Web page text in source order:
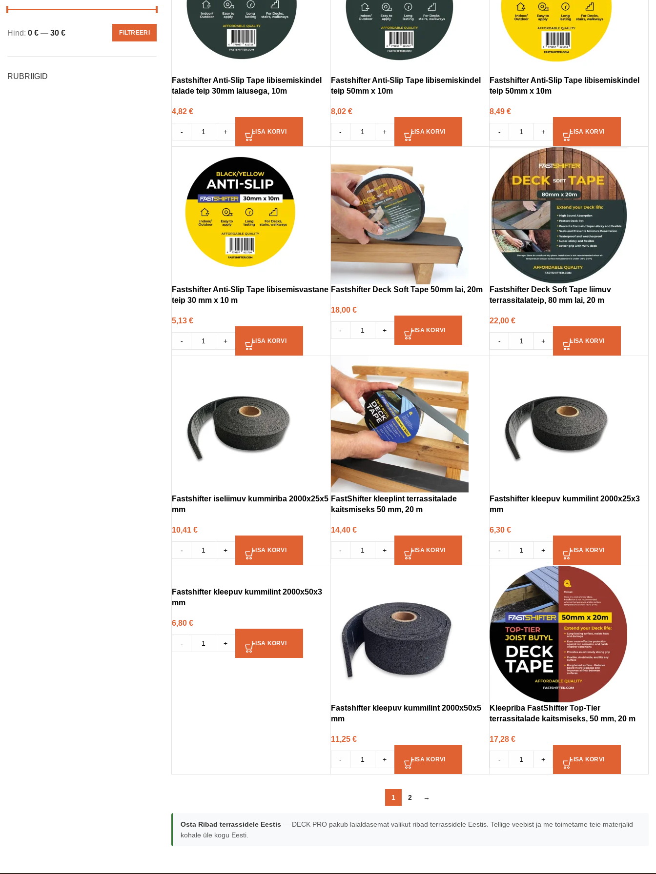
FILTREERI
Hind: 0 € — 30 €
RUBRIIGID
Fastshifter Anti-Slip Tape libisemiskindel
talade teip 30mm laiusega, 10m
4,82 €
- + LISA KORVI
Fastshifter Anti-Slip Tape libisemiskindel
teip 50mm x 10m
8,02 €
- + LISA KORVI
Fastshifter Anti-Slip Tape libisemiskindel
teip 50mm x 10m
8,49€
- + LISA KORVI
Fastshifter Anti-Slip Tape libisemisvastane
teip 30 mm x 10 m
5,13 €
- + LISA KORVI
Fastshifter Deck Soft Tape 50mm lai, 20m
18,00 €
- + LISA KORVI
Fastshifter Deck Soft Tape liimuv
terrassitalateip, 80 mm lai, 20 m
22,00€
- + LISA KORVI
Fastshifter iseliimuv kummiriba 2000x25x5
mm
10,41 €
- + LISA KORVI
FastShifter kleeplint terrassitalade
kaitsmiseks 50 mm, 20 m
14,40 €
- + LISA KORVI
Fastshifter kleepuv kummilint 2000x25x3
mm
6,30€
- + LISA KORVI
Fastshifter kleepuv kummilint 2000x50x3
mm
6,80 €
- + LISA KORVI
Fastshifter kleepuv kummilint 2000x50x5
mm
11,25 €
- + LISA KORVI
Kleepriba FastShifter Top-Tier
terrassitalade kaitsmiseks, 50 mm, 20 m
17,28€
- + LISA KORVI
1 2 →
Osta Ribad terrassidele Eestis — DECK PRO pakub laialdasemat valikut ribad terrassidele Eestis. Tellige veebist ja me toimetame teie materjalid
kohale üle kogu Eesti.